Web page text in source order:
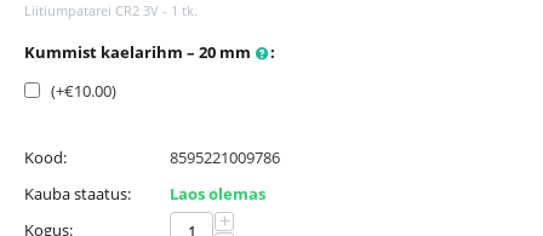
Liitiumpatarei CR2 3V - 1 tk.
Kummist kaelarihm – 20 mm
:
(+€10.00)
Kood:
8595221009786
Kauba staatus:
Laos olemas
Kogus:
+